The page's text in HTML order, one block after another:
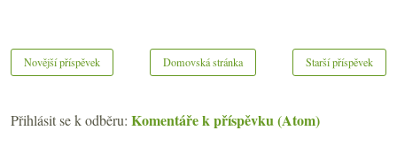
Novější příspěvek Starší příspěvek
Domovská stránka
Přihlásit se k odběru: Komentáře k příspěvku (Atom)